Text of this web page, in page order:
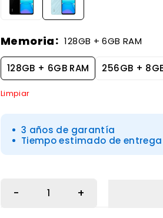
Memoria 128GB + 6GB RAM
128GB + 6GB RAM 256GB +
Limpiar
3 años de garantía
Tiempo estimado de